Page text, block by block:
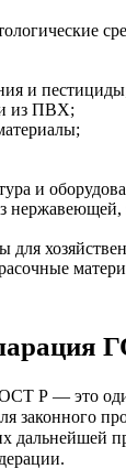
и
из ПВХ;
и
нержавеющей,
для
Р — это
законного
дальнейшей